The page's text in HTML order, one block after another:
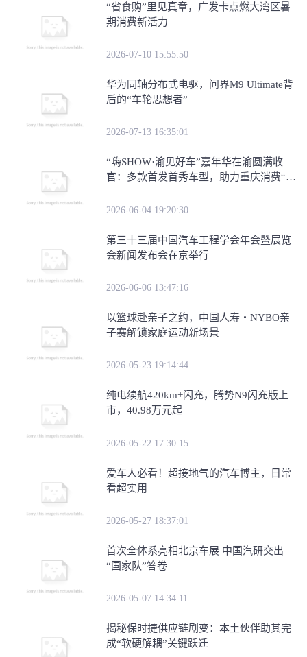
“省食购”里见真章，广发卡点燃大湾区暑
期消费新活力
2026-07-10 15:55:50
华为同轴分布式电驱，问界M9 Ultimate背
后的“车轮思想者”
2026-07-13 16:35:01
​“嗨SHOW·渝见好车”嘉年华在渝圆满收
官：多款首发首秀车型，助力重庆消费“三
2026-06-04 19:20:30
第三十三届中国汽车工程学会年会暨展览
会新闻发布会在京举行
2026-06-06 13:47:16
​以篮球赴亲子之约，中国人寿・NYBO亲
子赛解锁家庭运动新场景
2026-05-23 19:14:44
纯电续航420km+闪充，腾势N9闪充版上
市，40.98万元起
2026-05-22 17:30:15
爱车人必看！超接地气的汽车博主，日常
看超实用
2026-05-27 18:37:01
首次全体系亮相北京车展 中国汽研交出
“国家队”答卷
2026-05-07 14:34:11
​揭秘保时捷供应链剧变：本土伙伴助其完
成“软硬解耦”关键跃迁